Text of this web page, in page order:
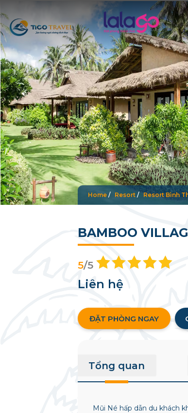
Home / Resort / Resort Bình
BAMBOO
5/5
Liên hệ
ĐẶT PHÒNG NGAY
Tổng quan
Mũi Né hấp dẫn du khách